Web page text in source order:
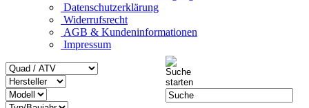
Datenschutzerklärung
Widerrufsrecht
AGB & Kundeninformationen
Impressum